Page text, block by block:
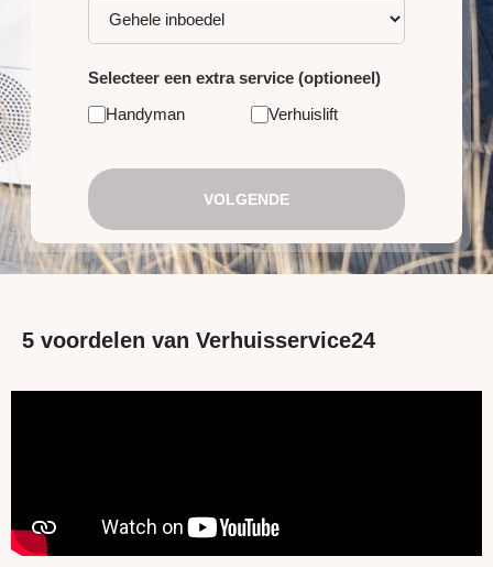
Selecteer een extra service (optioneel)
Handyman
Verhuislift
VOLGENDE
5 voordelen van Verhuisservice24